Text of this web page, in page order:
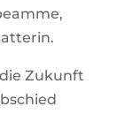
Zukunft